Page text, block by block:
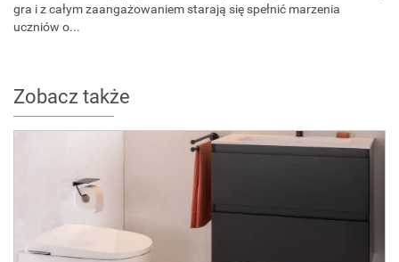
gra i z całym zaangażowaniem starają się spełnić marzenia
uczniów o...
Zobacz także